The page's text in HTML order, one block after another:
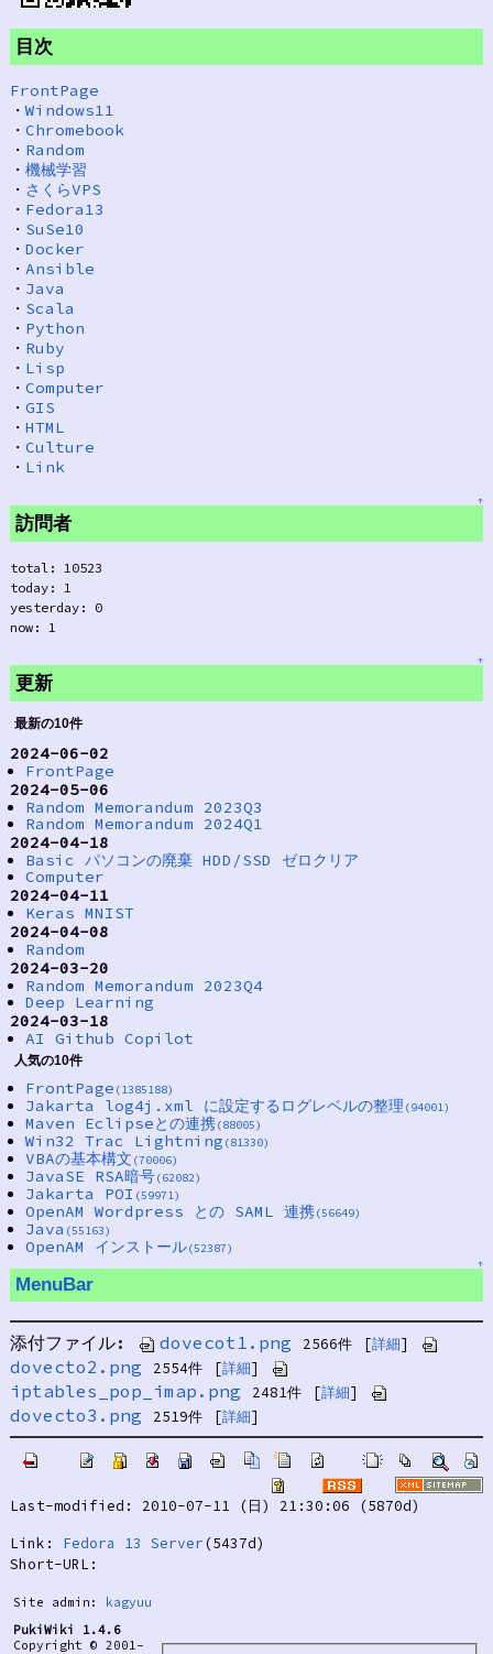
目次
FrontPage
・Windows11
・ Chromebook
・ Random
・ 機械学習
・ さくらVPS
・ Fedora13
・ SuSe10
・ Docker
・ Ansible
・ Java
・ Scala
・ Python
・ Ruby
・ Lisp
・ Computer
・ GIS
・ HTML
・ Culture
・ Link
↑
訪問者
total: 10523
today: 1
yesterday: 0
now: 1
↑
更新
最新の10件
2024-06-02
FrontPage
2024-05-06
Random Memorandum 2023Q3
Random Memorandum 2024Q1
2024-04-18
Basic パソコンの廃棄 HDD/SSD ゼロクリア
Computer
2024-04-11
Keras MNIST
2024-04-08
Random
2024-03-20
Random Memorandum 2023Q4
Deep Learning
2024-03-18
AI Github Copilot
人気の10件
FrontPage (1385188)
Jakarta log4j.xml に設定するログレベルの整理 (94001)
Maven Eclipseとの連携(88005)
Win32 Trac Lightning (81330)
VBAの基本構文 (70006)
JavaSE RSA暗号(62082)
Jakarta POI (59971)
OpenAM Wordpress との SAML 連携(56649)
Java (55163)
OpenAM インストール(52387)
↑
MenuBar
添付ファイル: dovecot1.png 2566件 [詳細]
dovecto2.png 2554件 [詳細]
iptables_pop_imap.png 2481件 [詳細]
dovecto3.png 2519件 [詳細]
Last-modified: 2010-07-11 (日) 21:30:06 (5870d)
Link: Fedora 13 Server (5437d)
Short-URL:
Site admin: kagyuu
PukiWiki 1.4.6
Copyright © 2001-